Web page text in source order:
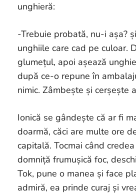
unghieră:
-Trebuie probată, nu-i așa?
unghiile care cad pe culoar.
glumețul, apoi așează
după ce-o repune în
nimic. Zâmbește și cerșește
Ionică se gândește că ar fi
doarmă, căci are multe ore
capitală. Tocmai când
domniță frumușică foc,
Tok, pune o manea și face
admiră, ea prinde curaj și